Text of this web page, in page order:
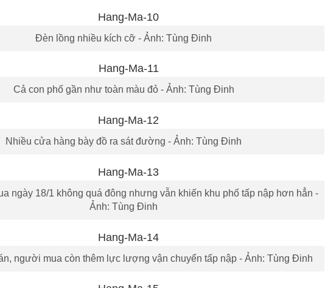
Đèn lồng nhiều kích cỡ - Ảnh: Tùng Đinh
Cả con phố gần như toàn màu đỏ - Ảnh: Tùng Đinh
Nhiều cửa hàng bày đồ ra sát đường - Ảnh: Tùng Đinh
ngày 18/1 không quá đông nhưng vẫn khiến khu phố tấp nập hơn hẳn -
Ảnh: Tùng Đinh
người mua còn thêm lực lượng vận chuyển tấp nập - Ảnh: Tùng Đinh